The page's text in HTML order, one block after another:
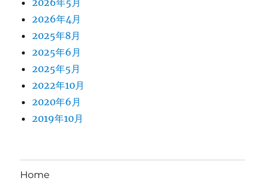
2026年5月
2026年4月
2025年8月
2025年6月
2025年5月
2022年10月
2020年6月
2019年10月
Home